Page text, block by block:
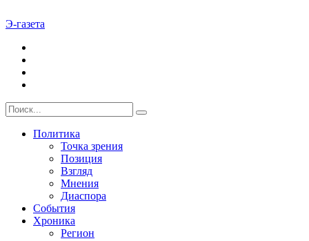
Э-газета
Политика
Точка зрения
Позиция
Взгляд
Мнения
Диаспора
События
Хроника
Регион